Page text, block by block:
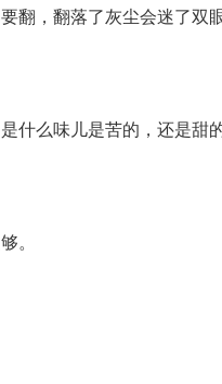
翻，翻落了灰尘会迷了双眼
什么味儿是苦的，还是甜
。